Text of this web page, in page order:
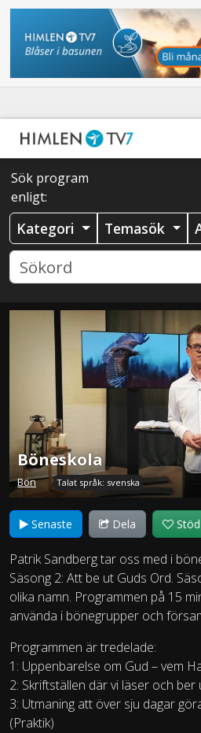
Sök program
enligt:
Kategori Temasök
Böneskola
Bön Talat språk: svenska
Senaste Dela
Patrik Sandberg tar oss med i
Säsong 2: Att be ut Guds Ord.
olika namn. Programmen på 15
använda i bönegrupper och
Programmen är tredelade:
1: Uppenbarelse om Gud – vem
2: Skriftställen där vi läser och ber
3: Utmaning att över sju dagar
(Praktik)